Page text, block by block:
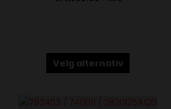
Velg alternativ
Alternativene
produktsiden
Dette